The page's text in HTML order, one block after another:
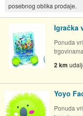
posebnog oblika prodaje.
Igračka
Ponuda
trgovinama
2 km
Yoyo
Ponuda